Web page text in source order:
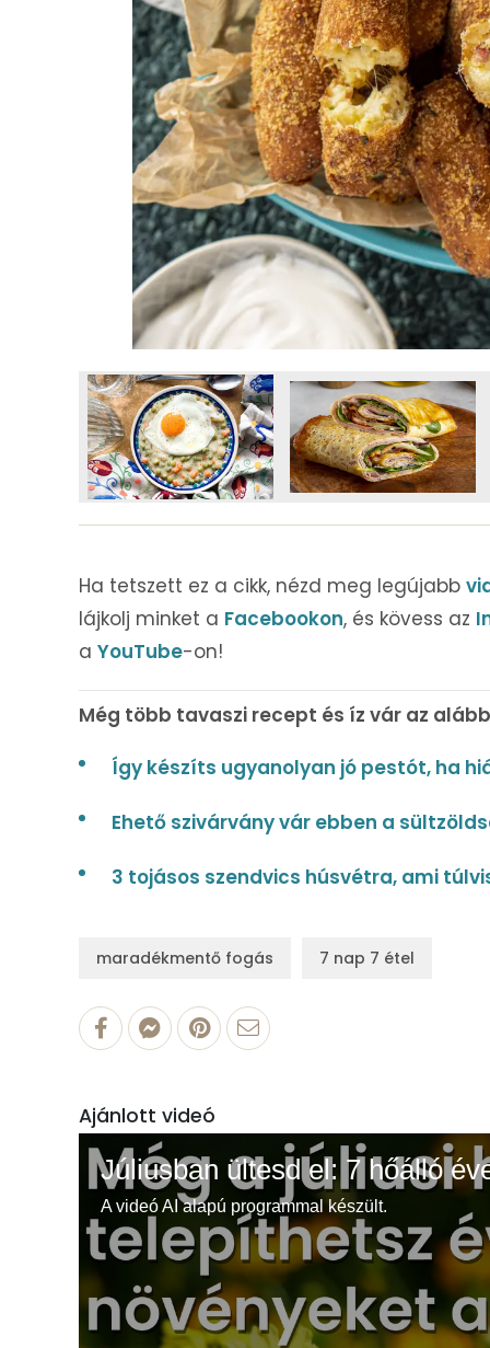
Ha tetszett ez a cikk, nézd meg legújabb
lájkolj minket a Facebookon, és kövess az
a YouTube-on!
Még több tavaszi recept és íz vár az
Így készíts ugyanolyan jó pestót, ha
Ehető szivárvány vár ebben a
3 tojásos szendvics húsvétra, ami
maradékmentő fogás 7 nap 7 étel
Ajánlott videó
Júliusban ültesd el: 7 hőálló
A videó AI alapú programmal készült.